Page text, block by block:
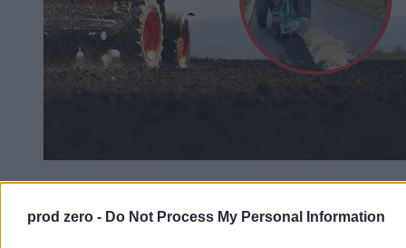
prod zero - Do Not Process My Personal Information
Rolnik zaorał nową drogę. Usłyszał zarzut, grozi
mu do 10 lat więzienia